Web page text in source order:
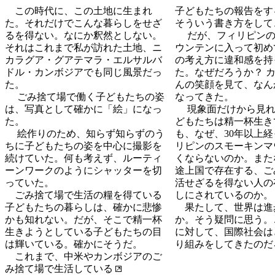
この時代に、この土地に生まれ
た。それだけでこんな暮らしをせざ
るを得ない。なにか釈然としない。
それはこれまで私が訪れた土地、ニ
カラグア・グアテマラ・エルサルバ
ドル・カンボジアでも同じ風景だっ
た。
ごみ捨て場で働く子どもたちの姿
は、写真として確かに「絵」になっ
た。
絵作りのため、知らず知らずのう
ちに子どもたちの姿を中心に撮影を
続けていた。何も考えず、ルーティ
ーンワークのようにシャッターを切
っていた。
ごみ捨て場で生活の糧を得ている
子どもたちの暮らしは、確かに悲惨
かも知れない。だが、そこで精一杯
生きようとしている子どもたちの目
は輝いている。確かにそうだ。
これまで、中米やカンボジアのご
み捨て場で生活している
子どもたちの報告を
そういう書き方をし
だが、フィリピン
ウンテンに入って初
の考え方に違和感を
た。なぜだろうか？
んの笑顔を見て、な
なってきた。
現象面だけから見
どもたちは精一杯生
も、なぜ、30年以上
リピンのスモーキン
くならないのか。ま
途上国で存在する、
活せざるを得ない人
しにされているのか。
果たして、世界は進
か。そう疑問に思う
に対して、国際社会
り組みをしてきたの